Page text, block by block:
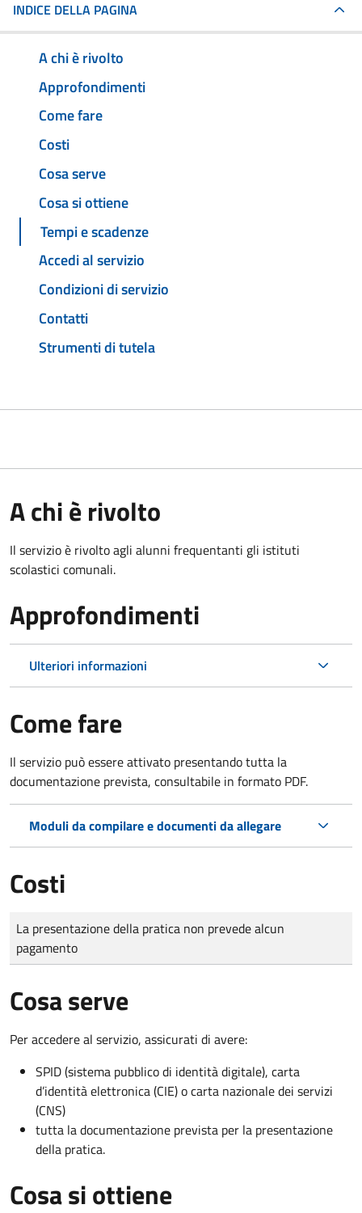
INDICE DELLA PAGINA
A chi è rivolto
Approfondimenti
Come fare
Costi
Cosa serve
Cosa si ottiene
Tempi e scadenze
Accedi al servizio
Condizioni di servizio
Contatti
Strumenti di tutela
A chi è rivolto
Il servizio è rivolto agli alunni frequentanti gli istituti
scolastici comunali.
Approfondimenti
Ulteriori informazioni
Come fare
Il servizio può essere attivato presentando tutta la
documentazione prevista, consultabile in formato PDF.
Moduli da compilare e documenti da allegare
Costi
Tipo di pagamento
Importo
La presentazione della pratica non prevede alcun
pagamento
Cosa serve
Per accedere al servizio, assicurati di avere:
SPID (sistema pubblico di identità digitale), carta
d’identità elettronica (CIE) o carta nazionale dei servizi
(CNS)
tutta la documentazione prevista per la presentazione
della pratica.
Cosa si ottiene